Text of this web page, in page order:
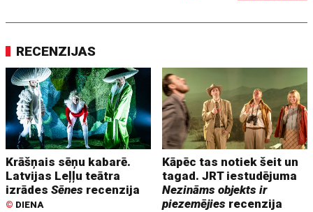
RECENZIJAS
Krāšņais sēņu kabarē.
Latvijas Leļļu teātra
izrādesSēnes recenzija
© DIENA
Kāpēc tas notiek šeit un
tagad. JRT iestudējuma
Nezināms objekts ir
piezemējies recenzija